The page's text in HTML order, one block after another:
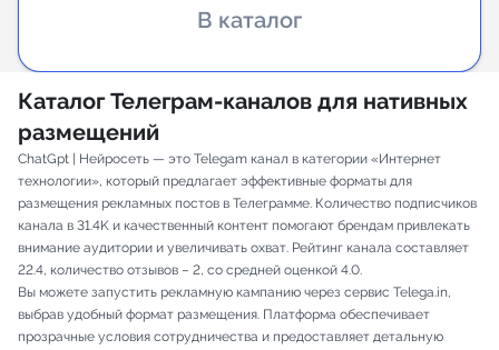
В каталог
Каталог Телеграм-каналов для нативных
размещений
ChatGpt | Нейросеть — это Telegam канал в категории «Интернет
технологии», который предлагает эффективные форматы для
размещения рекламных постов в Телеграмме. Количество подписчиков
канала в 31.4K и качественный контент помогают брендам привлекать
внимание аудитории и увеличивать охват. Рейтинг канала составляет
22.4, количество отзывов – 2, со средней оценкой 4.0.
Вы можете запустить рекламную кампанию через сервис Telega.in,
выбрав удобный формат размещения. Платформа обеспечивает
прозрачные условия сотрудничества и предоставляет детальную